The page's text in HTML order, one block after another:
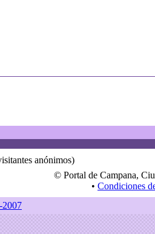
anónimos)
© Portal de Campana,
• Condiciones
2007